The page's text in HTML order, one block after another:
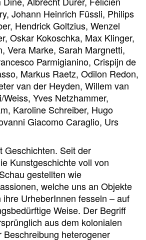
Johann Heinrich Füssli, Philips
Hendrick Goltzius, Wenzel
Oskar Kokoschka, Max Klinger,
Vera Marke, Sarah Margnetti,
Parmigianino, Crispijn de
Markus Raetz, Odilon Redon,
van der Heyden, Willem van
Yves Netzhammer,
Karoline Schreiber, Hugo
Giacomo Caraglio, Urs
Geschichten. Seit der
Kunstgeschichte voll von
gestellten wie
welche uns an Objekte
UrheberInnen fesseln – auf
Weise. Der Begriff
aus dem kolonialen
Beschreibung heterogener